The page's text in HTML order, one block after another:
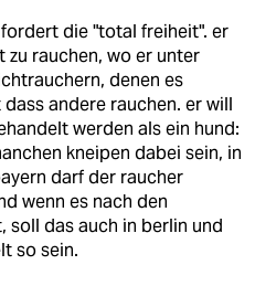
die "total freiheit". er
zu rauchen, wo er unter
denen es
andere rauchen. er will
werden als ein hund:
kneipen dabei sein, in
darf der raucher
wenn es nach den
soll das auch in berlin und
so sein.